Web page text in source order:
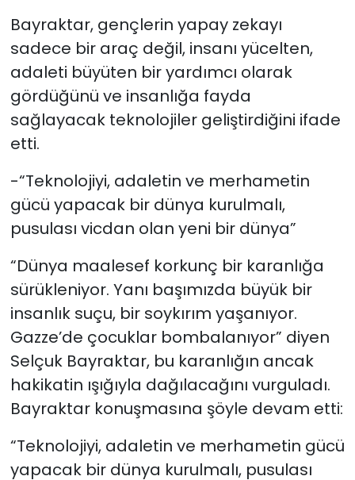
Bayraktar, gençlerin yapay zekayı
sadece bir araç değil, insanı yücelten,
adaleti büyüten bir yardımcı olarak
gördüğünü ve insanlığa fayda
sağlayacak teknolojiler geliştirdiğini ifade
etti.
-“Teknolojiyi, adaletin ve merhametin
gücü yapacak bir dünya kurulmalı,
pusulası vicdan olan yeni bir dünya”
“Dünya maalesef korkunç bir karanlığa
sürükleniyor. Yanı başımızda büyük bir
insanlık suçu, bir soykırım yaşanıyor.
Gazze’de çocuklar bombalanıyor” diyen
Selçuk Bayraktar, bu karanlığın ancak
hakikatin ışığıyla dağılacağını vurguladı.
Bayraktar konuşmasına şöyle devam etti:
“Teknolojiyi, adaletin ve merhametin gücü
yapacak bir dünya kurulmalı, pusulası